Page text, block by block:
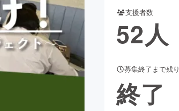
ビューティー・ヘルスケア
Social GoodCAMPFIRE Creation
支援者数
52人
募集終了まで残り
終了